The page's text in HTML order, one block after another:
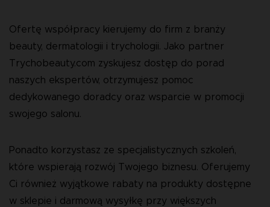
Ofertę współpracy kierujemy do firm z branży
beauty, dermatologii i trychologii. Jako partner
Trychobeauty.com zyskujesz dostęp do porad
naszych ekspertów, otrzymujesz pomoc
dedykowanego doradcy oraz wsparcie w promocji
swojego salonu.
Ponadto korzystasz ze specjalistycznych szkoleń,
które wspierają rozwój Twojego biznesu. Oferujemy
Ci również wyjątkowe rabaty na produkty dostępne
w sklepie i darmową wysyłkę przy większych